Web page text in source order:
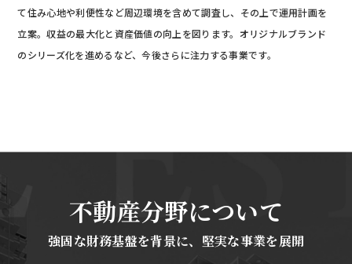
て住み心地や利便性など周辺環境を含めて調査し、その上で運用計画を
立案。収益の最大化と資産価値の向上を図ります。オリジナルブランド
のシリーズ化を進めるなど、今後さらに注力する事業です。
不動産分野について
強固な財務基盤を背景に、堅実な事業を展開